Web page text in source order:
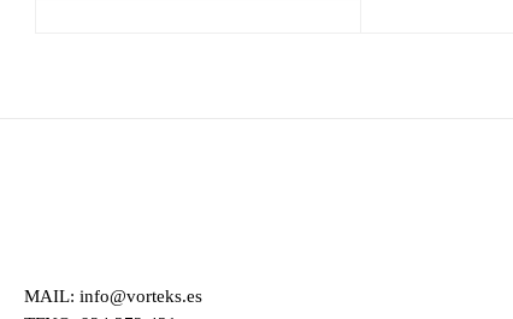
MAIL: info@vorteks.es